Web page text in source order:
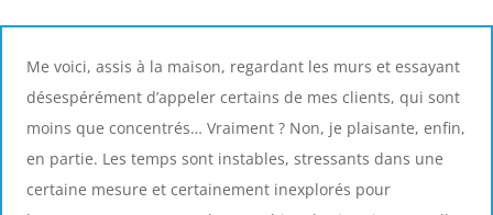
Me voici, assis à la maison, regardant les murs et essayant
désespérément d’appeler certains de mes clients, qui sont
moins que concentrés… Vraiment ? Non, je plaisante, enfin,
en partie. Les temps sont instables, stressants dans une
certaine mesure et certainement inexplorés pour